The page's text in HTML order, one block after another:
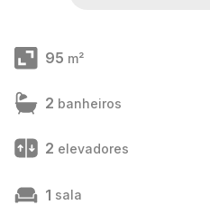
95 m²
2 banheiros
2 elevadores
1 sala